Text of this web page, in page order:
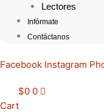
Lectores
Infórmate
Contáctanos
Facebook Instagram
$0 0
Cart